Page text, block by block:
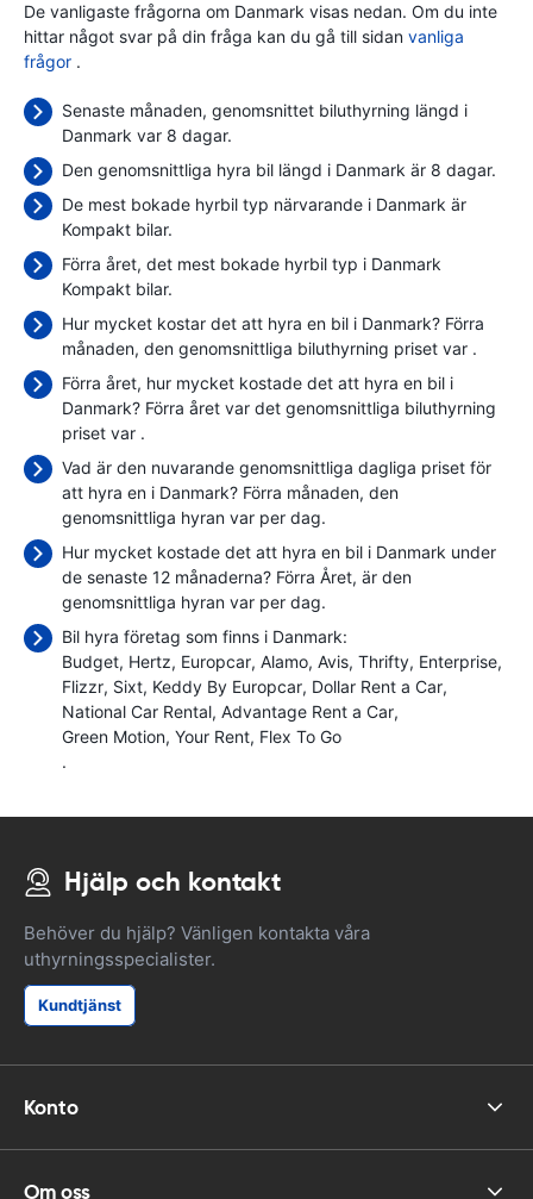
De vanligaste frågorna om Danmark visas nedan. Om du inte
hittar något svar på din fråga kan du gå till sidan vanliga
frågor .
Senaste månaden, genomsnittet biluthyrning längd i
Danmark var 8 dagar.
Den genomsnittliga hyra bil längd i Danmark är 8 dagar.
De mest bokade hyrbil typ närvarande i Danmark är
Kompakt bilar.
Förra året, det mest bokade hyrbil typ i Danmark
Kompakt bilar.
Hur mycket kostar det att hyra en bil i Danmark? Förra
månaden, den genomsnittliga biluthyrning priset var .
Förra året, hur mycket kostade det att hyra en bil i
Danmark? Förra året var det genomsnittliga biluthyrning
priset var .
Vad är den nuvarande genomsnittliga dagliga priset för
att hyra en i Danmark? Förra månaden, den
genomsnittliga hyran var per dag.
Hur mycket kostade det att hyra en bil i Danmark under
de senaste 12 månaderna? Förra Året, är den
genomsnittliga hyran var per dag.
Bil hyra företag som finns i Danmark:
Budget Hertz Europcar Alamo Avis Thrifty Enterprise
Flizzr Sixt Keddy By Europcar Dollar Rent a Car
National Car Rental Advantage Rent a Car
Green Motion Your Rent Flex To Go
.
Hjälp och kontakt
Behöver du hjälp? Vänligen kontakta våra
uthyrningsspecialister.
Kundtjänst
Konto
Om oss